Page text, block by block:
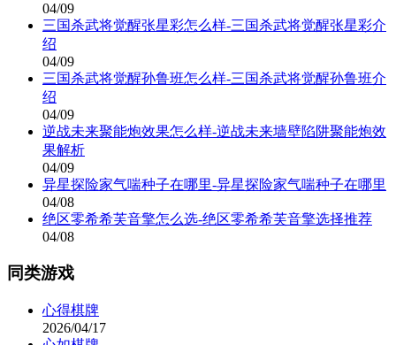
04/09
三国杀武将觉醒张星彩怎么样-三国杀武将觉醒张星彩介
绍
04/09
三国杀武将觉醒孙鲁班怎么样-三国杀武将觉醒孙鲁班介
绍
04/09
逆战未来聚能炮效果怎么样-逆战未来墙壁陷阱聚能炮效
果解析
04/09
异星探险家气喘种子在哪里-异星探险家气喘种子在哪里
04/08
绝区零希希芙音擎怎么选-绝区零希希芙音擎选择推荐
04/08
同类游戏
心得棋牌
2026/04/17